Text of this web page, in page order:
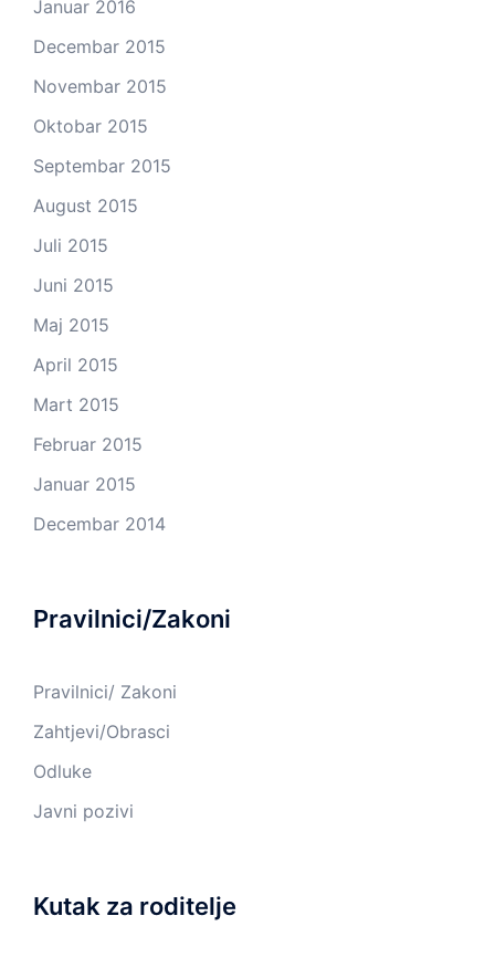
Januar 2016
Decembar 2015
Novembar 2015
Oktobar 2015
Septembar 2015
August 2015
Juli 2015
Juni 2015
Maj 2015
April 2015
Mart 2015
Februar 2015
Januar 2015
Decembar 2014
Pravilnici/Zakoni
Pravilnici/ Zakoni
Zahtjevi/Obrasci
Odluke
Javni pozivi
Kutak za roditelje